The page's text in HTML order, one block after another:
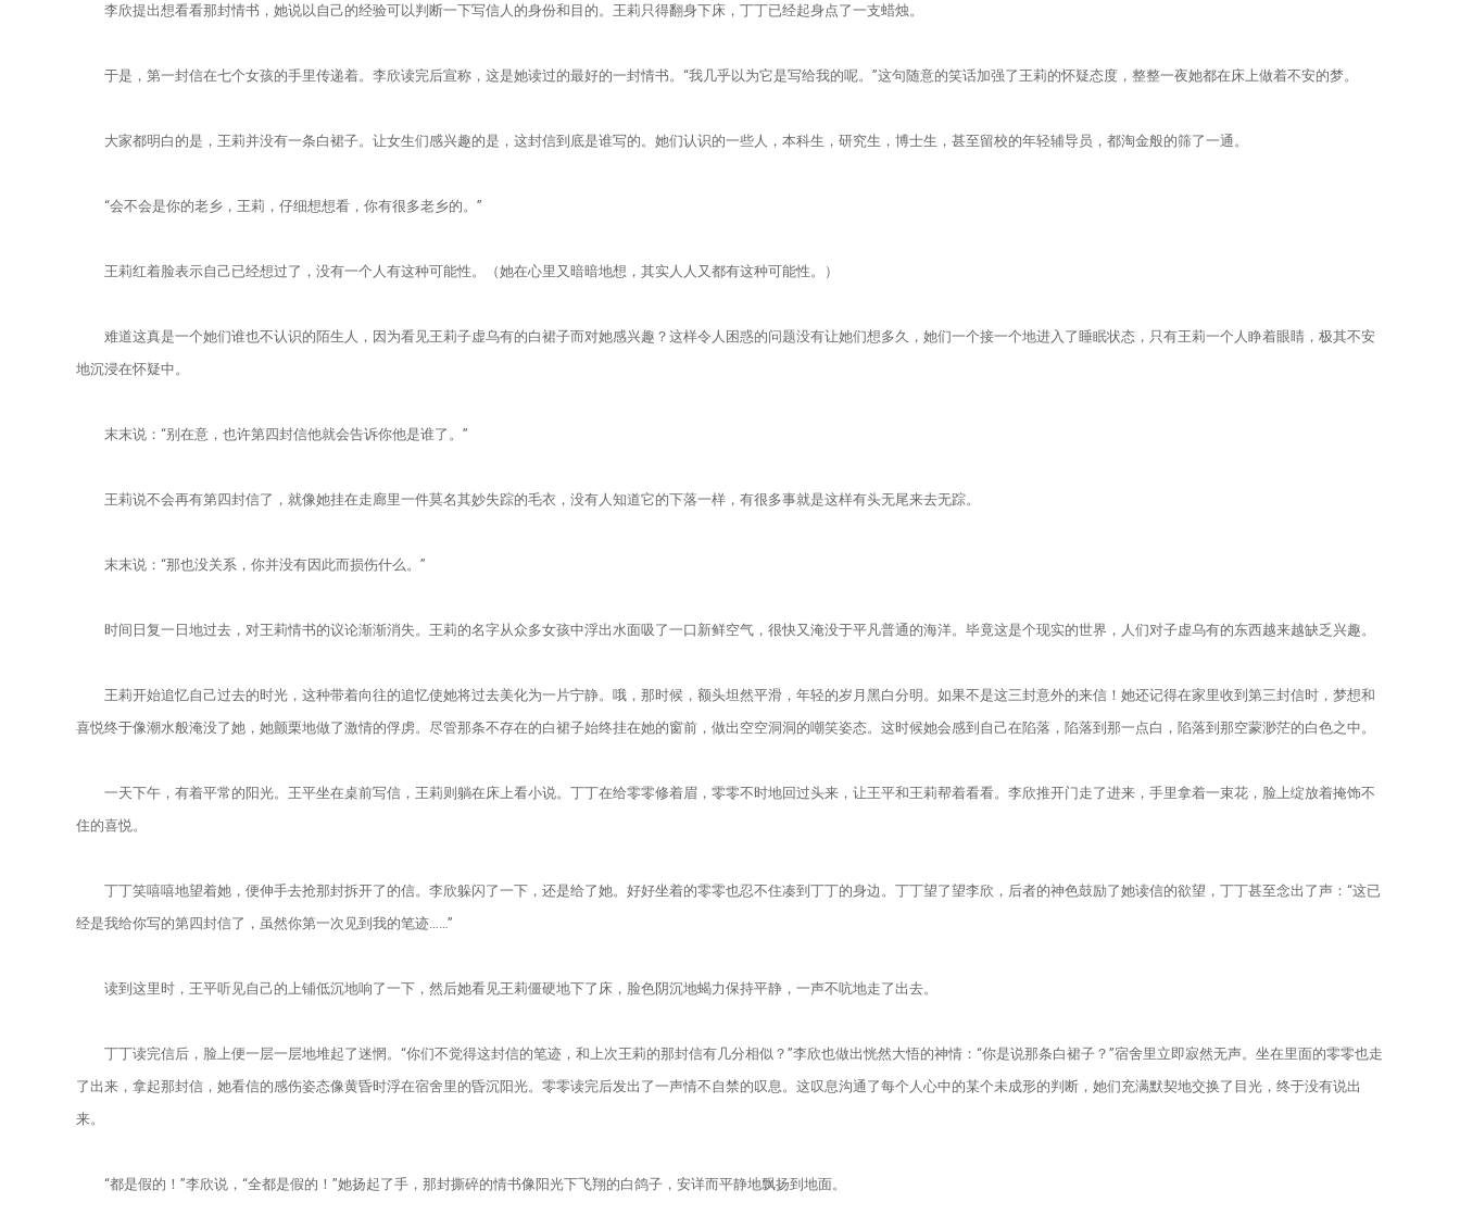
李欣提出想看看那封情书，她说以自己的经验可以判断一下写信人的身份和目的。王莉只得翻身下床，丁丁已经起身点了一支蜡烛。
于是，第一封信在七个女孩的手里传递着。李欣读完后宣称，这是她读过的最好的一封情书。“我几乎以为它是写给我的呢。”这句随意的笑话加强了王莉的怀疑态度，整整一夜她都在床上做着不安的梦。
大家都明白的是，王莉并没有一条白裙子。让女生们感兴趣的是，这封信到底是谁写的。她们认识的一些人，本科生，研究生，博士生，甚至留校的年轻辅导员，都淘金般的筛了一通。
“会不会是你的老乡，王莉，仔细想想看，你有很多老乡的。”
王莉红着脸表示自己已经想过了，没有一个人有这种可能性。（她在心里又暗暗地想，其实人人又都有这种可能性。）
难道这真是一个她们谁也不认识的陌生人，因为看见王莉子虚乌有的白裙子而对她感兴趣？这样令人困惑的问题没有让她们想多久，她们一个接一个地进入了睡眠状态，只有王莉一个人睁着眼睛，极其不安
地沉浸在怀疑中。
末末说：“别在意，也许第四封信他就会告诉你他是谁了。”
王莉说不会再有第四封信了，就像她挂在走廊里一件莫名其妙失踪的毛衣，没有人知道它的下落一样，有很多事就是这样有头无尾来去无踪。
末末说：“那也没关系，你并没有因此而损伤什么。”
时间日复一日地过去，对王莉情书的议论渐渐消失。王莉的名字从众多女孩中浮出水面吸了一口新鲜空气，很快又淹没于平凡普通的海洋。毕竟这是个现实的世界，人们对子虚乌有的东西越来越缺乏兴趣。
王莉开始追忆自己过去的时光，这种带着向往的追忆使她将过去美化为一片宁静。哦，那时候，额头坦然平滑，年轻的岁月黑白分明。如果不是这三封意外的来信！她还记得在家里收到第三封信时，梦想和
喜悦终于像潮水般淹没了她，她颤栗地做了激情的俘虏。尽管那条不存在的白裙子始终挂在她的窗前，做出空空洞洞的嘲笑姿态。这时候她会感到自己在陷落，陷落到那一点白，陷落到那空蒙渺茫的白色之中。
一天下午，有着平常的阳光。王平坐在桌前写信，王莉则躺在床上看小说。丁丁在给零零修着眉，零零不时地回过头来，让王平和王莉帮着看看。李欣推开门走了进来，手里拿着一束花，脸上绽放着掩饰不
住的喜悦。
丁丁笑嘻嘻地望着她，便伸手去抢那封拆开了的信。李欣躲闪了一下，还是给了她。好好坐着的零零也忍不住凑到丁丁的身边。丁丁望了望李欣，后者的神色鼓励了她读信的欲望，丁丁甚至念出了声：“这已
经是我给你写的第四封信了，虽然你第一次见到我的笔迹……”
读到这里时，王平听见自己的上铺低沉地响了一下，然后她看见王莉僵硬地下了床，脸色阴沉地蝎力保持平静，一声不吭地走了出去。
丁丁读完信后，脸上便一层一层地堆起了迷惘。“你们不觉得这封信的笔迹，和上次王莉的那封信有几分相似？”李欣也做出恍然大悟的神情：“你是说那条白裙子？”宿舍里立即寂然无声。坐在里面的零零也走
了出来，拿起那封信，她看信的感伤姿态像黄昏时浮在宿舍里的昏沉阳光。零零读完后发出了一声情不自禁的叹息。这叹息沟通了每个人心中的某个未成形的判断，她们充满默契地交换了目光，终于没有说出
来。
“都是假的！”李欣说，“全都是假的！”她扬起了手，那封撕碎的情书像阳光下飞翔的白鸽子，安详而平静地飘扬到地面。